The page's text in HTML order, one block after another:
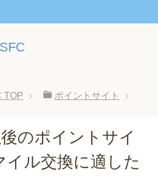
TOP ポイントサイト
のポイントサイ
イル交換に適した